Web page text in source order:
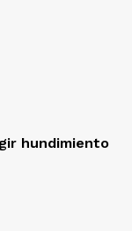
hundimiento